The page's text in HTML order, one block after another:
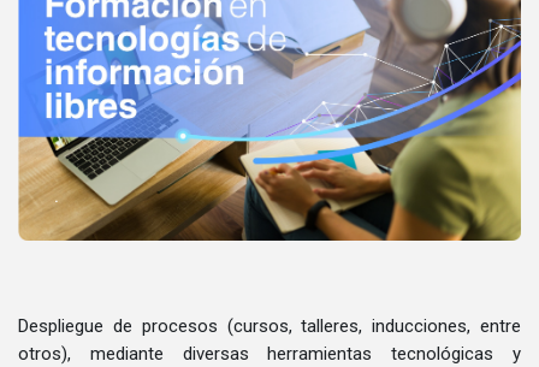
.
Despliegue de procesos (cursos, talleres, inducciones, entre
otros), mediante diversas herramientas tecnológicas y